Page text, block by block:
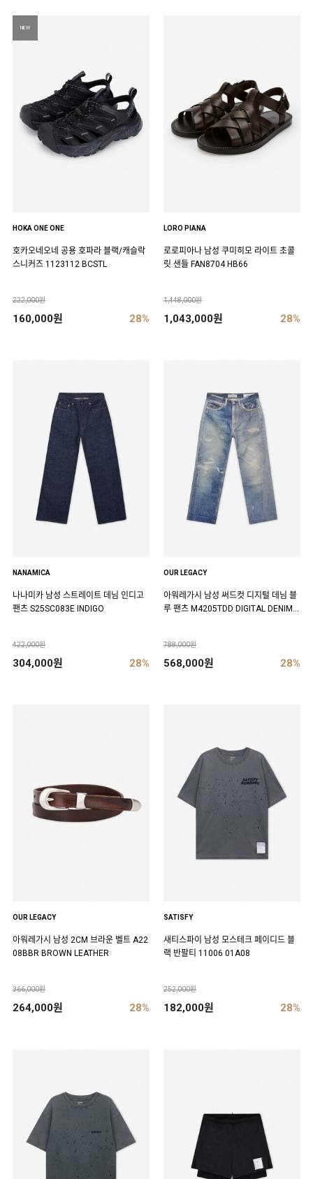
NEW
HOKA ONE ONE
호카오네오네 공용 호파라 블랙/캐슬락
스니커즈 1123112 BCSTL
222,000원
160,000원 28%
LORO PIANA
로로피아나 남성 쿠미히모 라이트 초콜
릿 샌들 FAN8704 HB66
1,448,000원
1,043,000원 28%
NANAMICA
나나미카 남성 스트레이트 데님 인디고
팬츠 S25SC083E INDIGO
422,000원
304,000원 28%
OUR LEGACY
아워레가시 남성 써드컷 디지털 데님 블
루 팬츠 M4205TDD DIGITAL DENIM P
788,000원
568,000원 28%
OUR LEGACY
아워레가시 남성 2CM 브라운 벨트 A22
08BBR BROWN LEATHER
366,000원
264,000원 28%
SATISFY
새티스파이 남성 모스테크 페이디드 블
랙 반팔티 11006 01A08
252,000원
182,000원 28%